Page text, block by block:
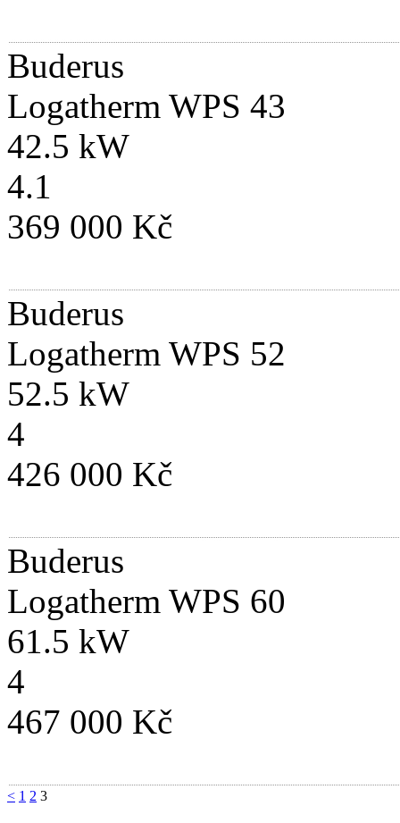
Buderus
Logatherm WPS 43
42.5 kW
4.1
369 000 Kč
Buderus
Logatherm WPS 52
52.5 kW
4
426 000 Kč
Buderus
Logatherm WPS 60
61.5 kW
4
467 000 Kč
< 1 2 3